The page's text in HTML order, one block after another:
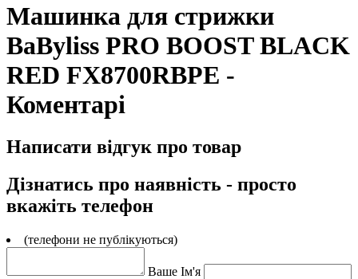
Машинка для стрижки
BaByliss PRO BOOST BLACK
RED FX8700RBPE -
Коментарі
Написати відгук про товар
Дізнатись про наявність - просто
вкажіть телефон
(телефони не публікуються)
Ваше Ім'я